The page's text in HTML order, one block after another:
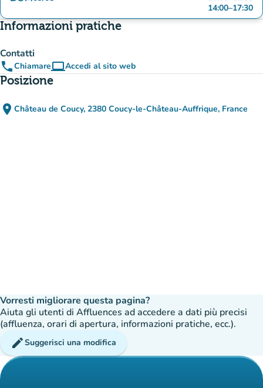
14:00–17:30
Informazioni pratiche
Contatti
phoneChiamarecomputerAccedi al sito web
(nuova scheda)
Posizione
place Château de Coucy, 2380 Coucy-le-Château-Auffrique, France
(apri in Google Maps)
(nuova scheda)
Vorresti migliorare questa pagina?
Aiuta gli utenti di Affluences ad accedere a dati più precisi
(affluenza, orari di apertura, informazioni pratiche, ecc.).
editSuggerisci una modifica